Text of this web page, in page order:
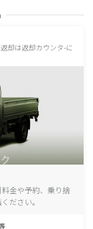
却は返却カウンタ-に
金や予約、乗り捨
ださい。